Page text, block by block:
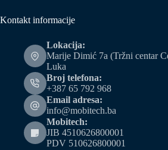
Kontakt informacije
Lokacija:
Marije Dimić 7a (Tržni centar
Luka
Broj telefona:
+387 65 792 968
Email adresa:
info@mobitech.ba
Mobitech:
JIB 4510626800001
PDV 510626800001